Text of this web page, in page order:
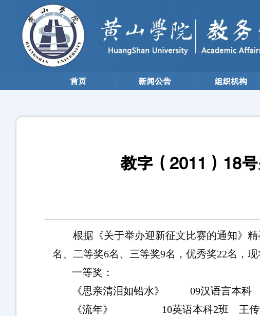
首页 新闻公告 组织机构
教字（2011）18
根据《关于举办迎新征文比赛的通知》
名、二等奖6名、三等奖9名，优秀奖22名，现
一等奖：
《思亲清泪如铅水》
09汉语言本科
《流年》
10英语本科2班
王